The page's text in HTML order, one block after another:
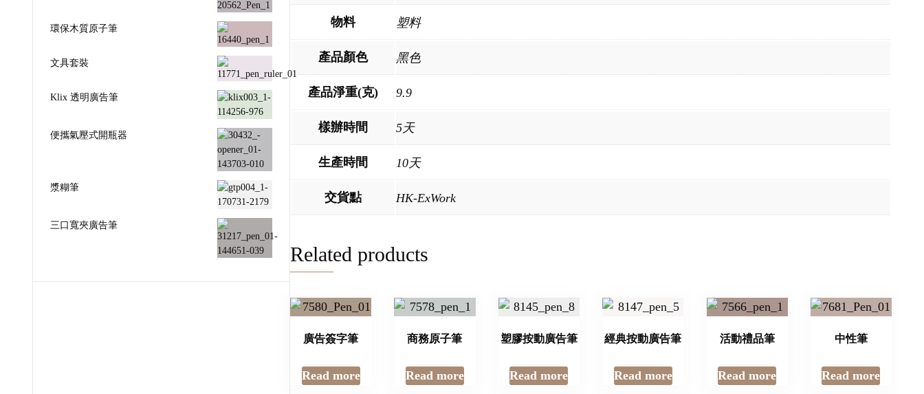
物料 塑料
產品顏色 黑色
產品淨重(克) 9.9
樣辦時間 5天
生產時間 10天
交貨點 HK-ExWork
Related products
廣告簽字筆
Read more
商務原子筆
Read more
塑膠按動廣告筆
Read more
經典按動廣告筆
Read more
活動禮品筆
Read more
中性筆
Read more
環保木質原子筆
文具套裝
Klix 透明廣告筆
便攜氣壓式開瓶器
漿糊筆
三口寬夾廣告筆